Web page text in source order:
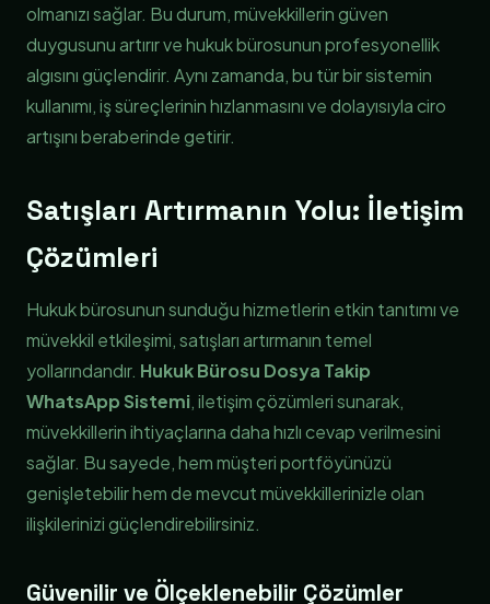
olmanızı sağlar. Bu durum, müvekkillerin güven
duygusunu artırır ve hukuk bürosunun profesyonellik
algısını güçlendirir. Aynı zamanda, bu tür bir sistemin
kullanımı, iş süreçlerinin hızlanmasını ve dolayısıyla ciro
artışını beraberinde getirir.
Satışları Artırmanın Yolu: İletişim
Çözümleri
Hukuk bürosunun sunduğu hizmetlerin etkin tanıtımı ve
müvekkil etkileşimi, satışları artırmanın temel
yollarındandır. Hukuk Bürosu Dosya Takip
WhatsApp Sistemi, iletişim çözümleri sunarak,
müvekkillerin ihtiyaçlarına daha hızlı cevap verilmesini
sağlar. Bu sayede, hem müşteri portföyünüzü
genişletebilir hem de mevcut müvekkillerinizle olan
ilişkilerinizi güçlendirebilirsiniz.
Güvenilir ve Ölçeklenebilir Çözümler